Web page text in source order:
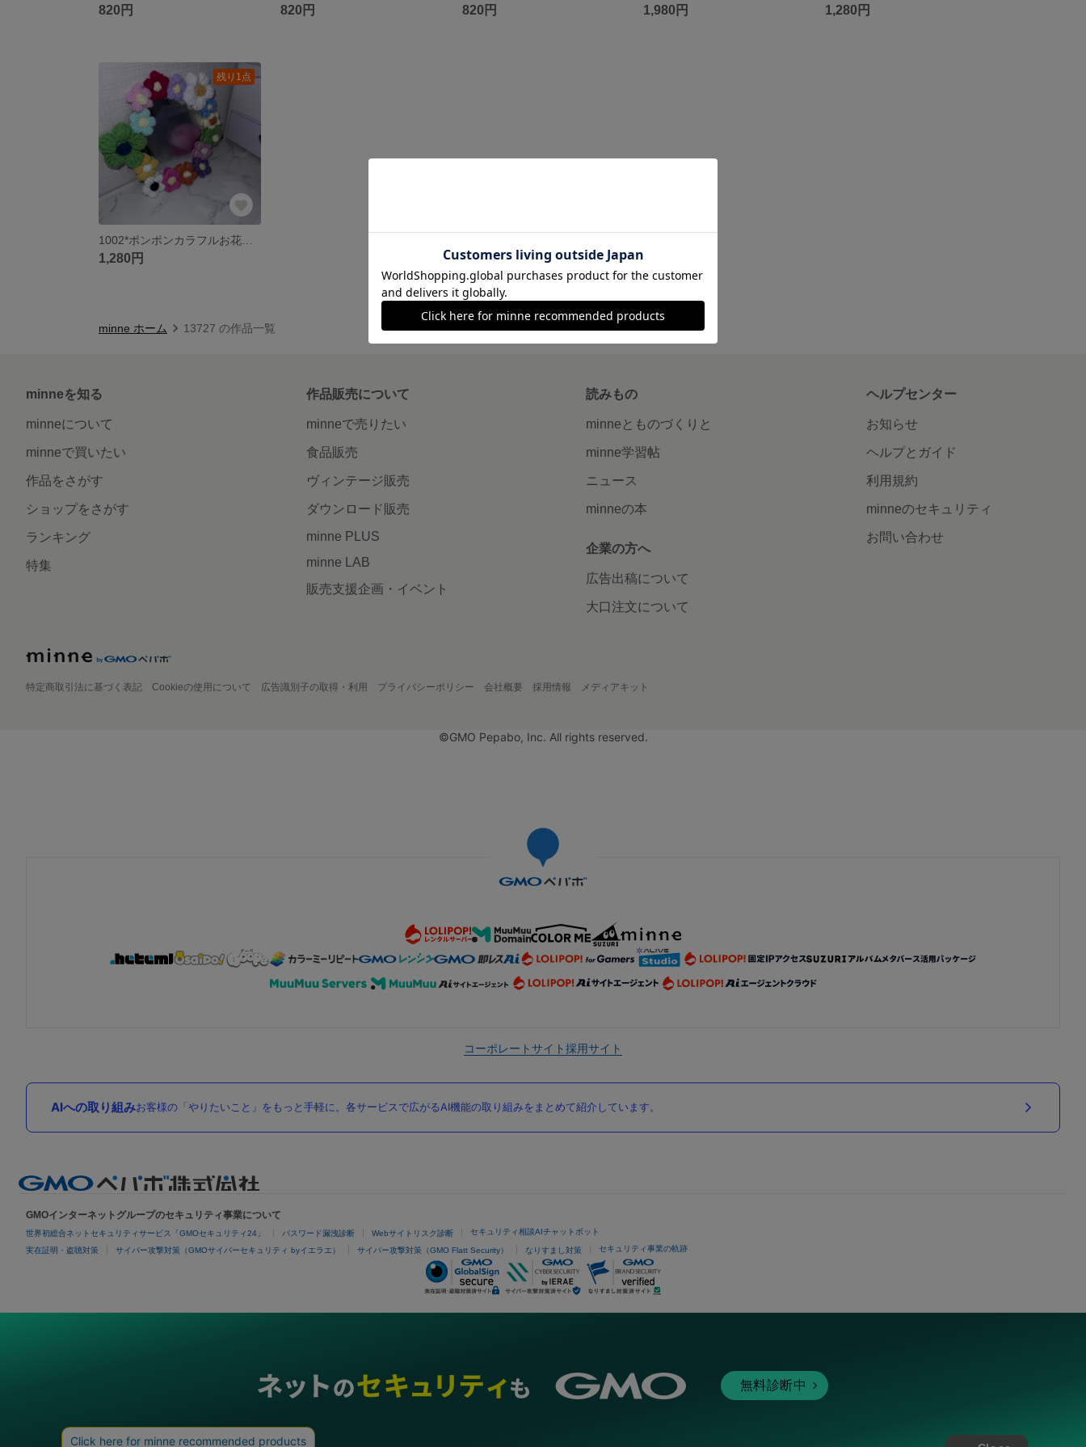
820円 820円 820円 1,980円 1,280円
残り1点
1,280円
minne ホーム 13727 の作品一覧
minneを知る
minneについて
minneで買いたい
作品をさがす
ショップをさがす
ランキング
特集
作品販売について
minneで売りたい
食品販売
ヴィンテージ販売
ダウンロード販売
minne PLUS
minne LAB
販売支援企画・イベント
読みもの
minneとものづくりと
minne学習帖
ニュース
minneの本
企業の方へ
広告出稿について
大口注文について
ヘルプセンター
お知らせ
ヘルプとガイド
利用規約
minneのセキュリティ
お問い合わせ
特定商取引法に基づく表記 Cookieの使用について 広告識別子の取得・利用 プライバシーポリシー 会社概要 採用情報 メディアキット
©GMO Pepabo, Inc. All rights reserved.
コーポレートサイト採用サイト
AIへの取り組みお客様の「やりたいこと」をもっと手軽に。各サービスで広がるAI機能の取り組みをまとめて紹介しています。
GMOインターネットグループのセキュリティ事業について
世界初総合ネットセキュリティサービス「GMOセキュリティ24」 パスワード漏洩診断 Webサイトリスク診断 セキュリティ相談AIチャットボット
実在証明・盗聴対策 サイバー攻撃対策（GMOサイバーセキュリティ byイエラエ） サイバー攻撃対策（GMO Flatt Security） なりすまし対策 セキュリティ事業の軌跡
無料診断中